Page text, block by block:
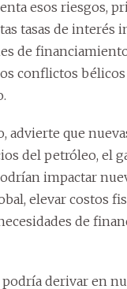
esos riesgos,
tasas de interés
de
conflictos
advierte que
del petróleo, el
impactar
elevar costos
de
derivar en